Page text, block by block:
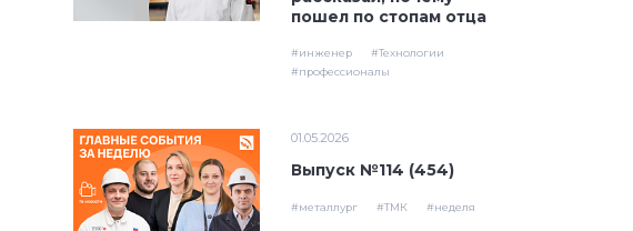
пошел по стопам отца
#инженер
#Технологии
#профессионалы
01.05.2026
Выпуск №114 (454)
#металлург #ТМК #неделя